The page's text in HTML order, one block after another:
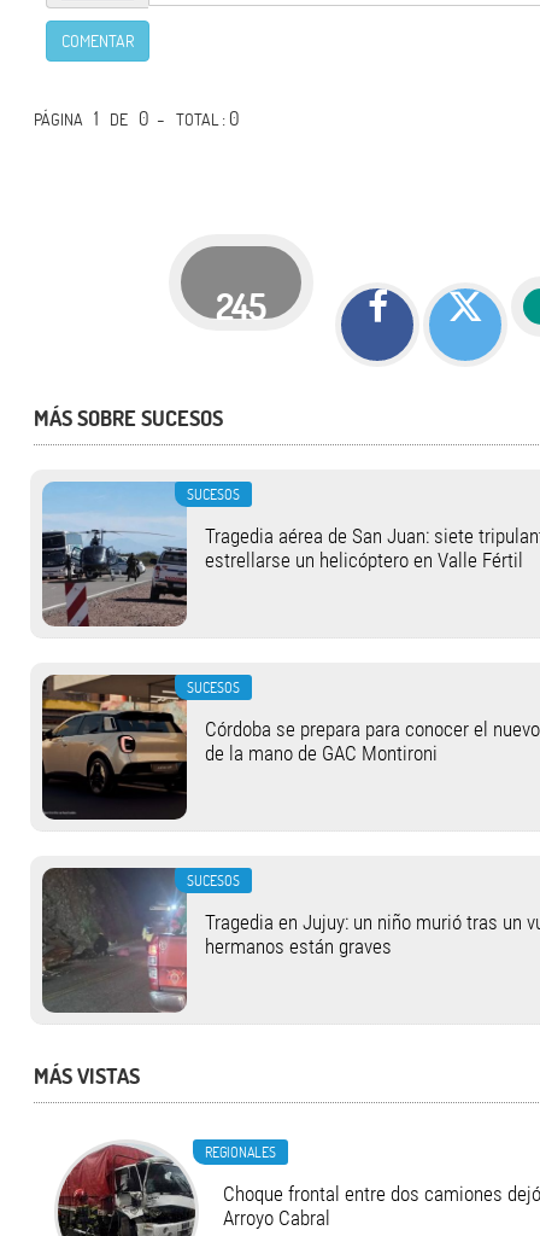
COMENTAR
PÁGINA 1 DE 0 -TOTAL: 0
245
MÁS SOBRE SUCESOS
SUCESOS
Tragedia aérea de San Juan: siete
estrellarse un helicóptero en Valle Fértil
SUCESOS
Córdoba se prepara para conocer el
de la mano de GAC Montironi
SUCESOS
Tragedia en Jujuy: un niño murió tras un
hermanos están graves
MÁS VISTAS
REGIONALES
Choque frontal entre dos camiones
Arroyo Cabral